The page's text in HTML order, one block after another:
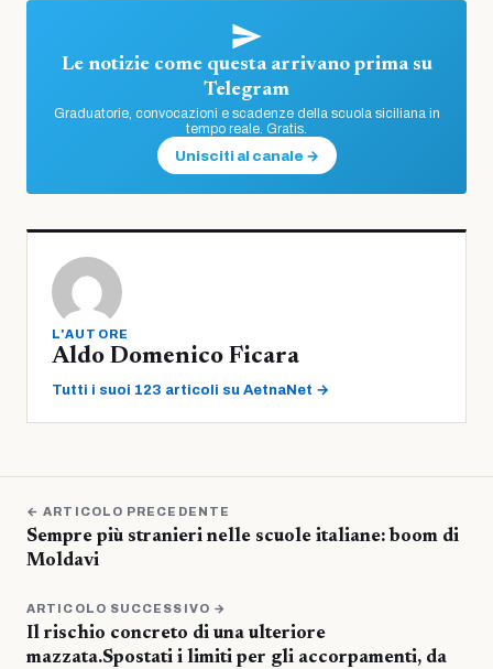
Le notizie come questa arrivano prima su
Telegram
Graduatorie, convocazioni e scadenze della scuola siciliana in
tempo reale. Gratis.
Unisciti al canale →
L'AUTORE
Aldo Domenico Ficara
Tutti i suoi 123 articoli su AetnaNet →
← ARTICOLO PRECEDENTE
Sempre più stranieri nelle scuole italiane: boom di
Moldavi
ARTICOLO SUCCESSIVO →
Il rischio concreto di una ulteriore
mazzata.Spostati i limiti per gli accorpamenti, da